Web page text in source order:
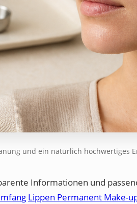
und ein natürlich hochwertiges
Informationen und
Lippen Permanent Make-